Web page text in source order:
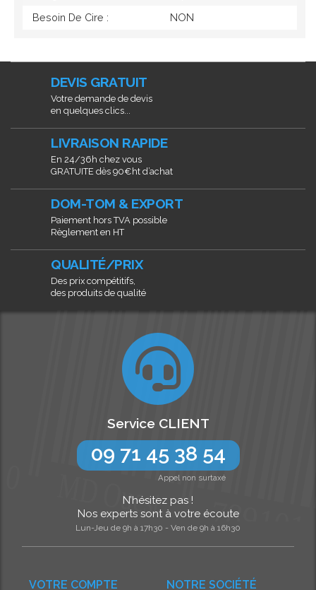
Besoin De Cire : NON
DEVIS GRATUIT
Votre demande de devis
en quelques clics...
LIVRAISON RAPIDE
En 24/36h chez vous
GRATUITE dès 90€ht d’achat
DOM-TOM & EXPORT
Paiement hors TVA possible
Règlement en HT
QUALITÉ/PRIX
Des prix compétitifs,
des produits de qualité
NOTRE SOCIÉTÉ
VOTRE COMPTE
Service CLIENT
09 71 45 38 54
Appel non surtaxé
N’hésitez pas !
Nos experts sont à votre écoute
Lun-Jeu de 9h à 17h30 - Ven de 9h à 16h30